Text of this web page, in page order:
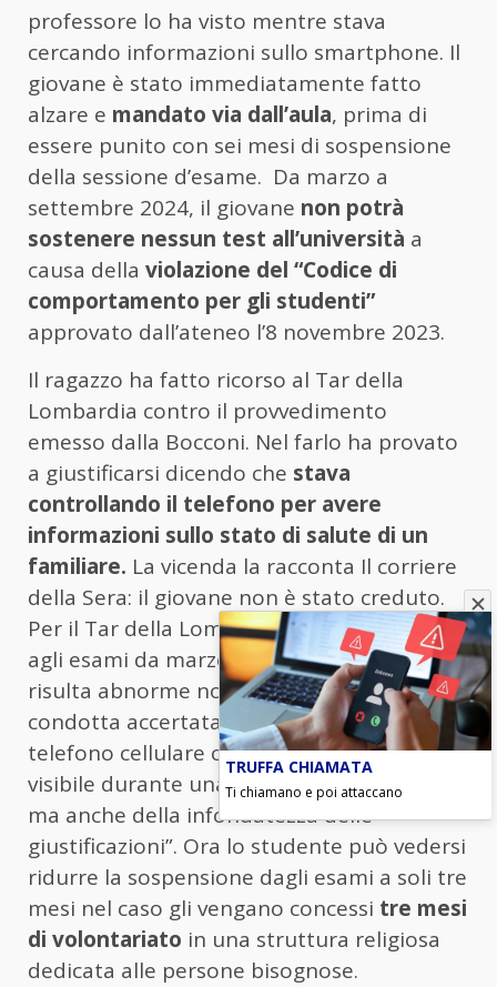
professore lo ha visto mentre stava
cercando informazioni sullo smartphone. Il
giovane è stato immediatamente fatto
alzare e mandato via dall’aula, prima di
essere punito con sei mesi di sospensione
della sessione d’esame. Da marzo a
settembre 2024, il giovane non potrà
sostenere nessun test all’università a
causa della violazione del “Codice di
comportamento per gli studenti”
approvato dall’ateneo l’8 novembre 2023.
Il ragazzo ha fatto ricorso al Tar della
Lombardia contro il provvedimento
emesso dalla Bocconi. Nel farlo ha provato
a giustificarsi dicendo che stava
controllando il telefono per avere
informazioni sullo stato di salute di un
familiare. La vicenda la racconta Il corriere
della Sera: il giovane non è stato creduto.
Per il Tar della Lombardia infatti, lo stop
agli esami da marzo a settembre 2024 “non
risulta abnorme non solo a fronte della
condotta accertata (il possesso di un
telefono cellulare contenente un testo
visibile durante una prova di esame scritta),
ma anche della infondatezza delle
giustificazioni”. Ora lo studente può vedersi
ridurre la sospensione dagli esami a soli tre
mesi nel caso gli vengano concessi tre mesi
di volontariato in una struttura religiosa
dedicata alle persone bisognose.
TRUFFA CHIAMATA
Ti chiamano e poi attaccano